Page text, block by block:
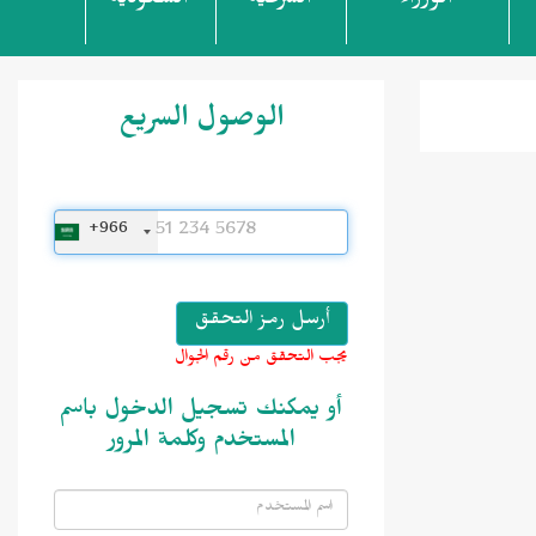
الوصول السريع
+966
يجب التحقق من رقم الجوال
أو يمكنك تسجيل الدخول باسم
المستخدم وكلمة المرور